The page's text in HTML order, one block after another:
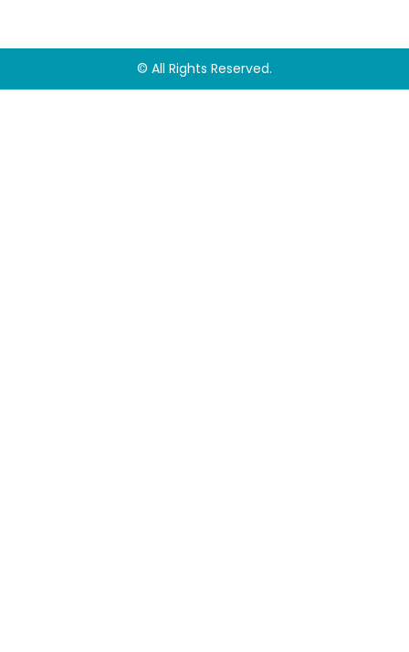
© All Rights Reserved.